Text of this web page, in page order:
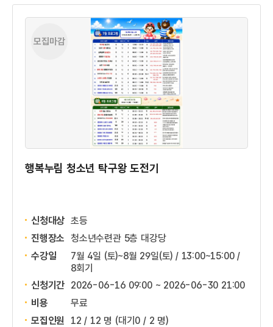
모집마감
행복누림 청소년 탁구왕 도전기
신청대상 초등
진행장소 청소년수련관 5층 대강당
수강일
7월 4일 (토)~8월 29일(토) / 13:00~15:00 /
8회기
신청기간 2026-06-16 09:00 ~ 2026-06-30 21:00
비용
무료
모집인원
12 / 12 명 (대기0 / 2 명)